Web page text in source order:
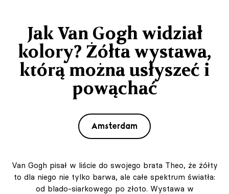
Jak Van Gogh widział
kolory? Żółta wystawa,
którą można usłyszeć i
powąchać
Amsterdam
Van Gogh pisał w liście do swojego brata Theo, że żółty
to dla niego nie tylko barwa, ale całe spektrum światła:
od blado-siarkowego po złoto. Wystawa w